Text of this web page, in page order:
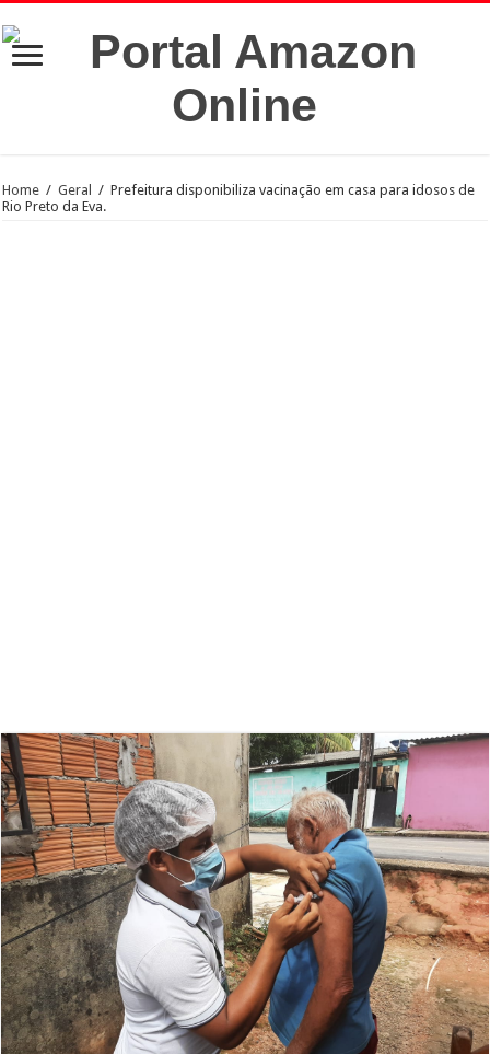
Home / Geral / Prefeitura disponibiliza vacinação em casa para idosos de
Rio Preto da Eva.